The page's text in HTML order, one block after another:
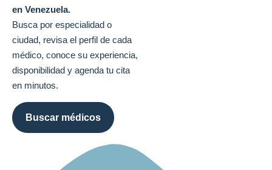
en Venezuela.
Busca por especialidad o
ciudad, revisa el perfil de cada
médico, conoce su experiencia,
disponibilidad y agenda tu cita
en minutos.
Buscar médicos